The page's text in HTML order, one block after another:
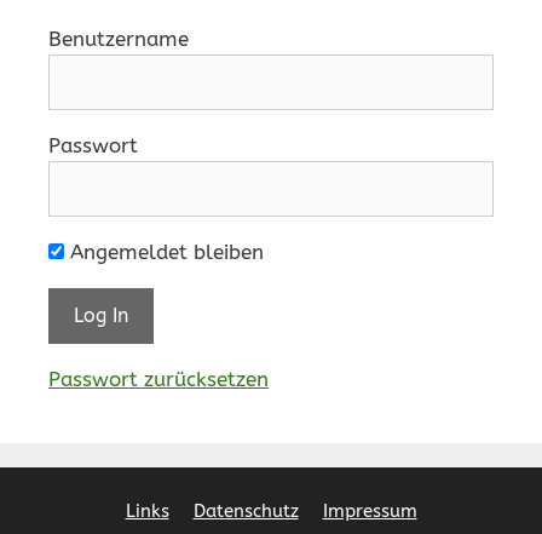
Benutzername
Passwort
Angemeldet bleiben
Passwort zurücksetzen
Links Datenschutz Impressum